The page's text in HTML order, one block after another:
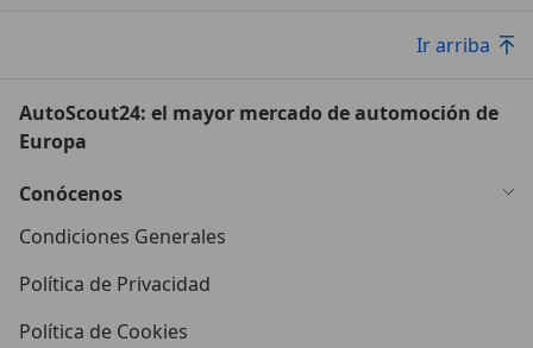
Ir arriba
AutoScout24: el mayor mercado de automoción de
Europa
Conócenos
Condiciones Generales
Política de Privacidad
Política de Cookies